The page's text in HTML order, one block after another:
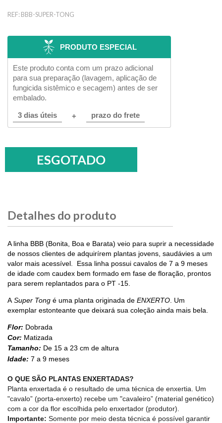
REF: BBB-SUPER-TONG
PRODUTO ESPECIAL
Este produto conta com um prazo adicional
para sua preparação (lavagem, aplicação de
fungicida sistêmico e secagem) antes de ser
embalado.
3 dias úteis + prazo do frete
Detalhes do produto
A linha BBB (Bonita, Boa e Barata) veio para suprir a necessidade
de nossos clientes de adquirírem plantas jovens, saudávies a um
valor mais acessível. Essa linha possui cavalos de 7 a 9 meses
de idade com caudex bem formado em fase de floração, prontos
para serem replantados para o PT -15.
A Super Tong é uma planta originada de ENXERTO . Um
exemplar estonteante que deixará sua coleção ainda mais bela.
Flor: Dobrada
Cor: Matizada
Tamanho: De 15 a 23 cm de altura
Idade: 7 a 9 meses
O QUE SÃO PLANTAS ENXERTADAS?
Planta enxertada é o resultado de uma técnica de enxertia. Um
"cavalo” (porta-enxerto) recebe um "cavaleiro” (material genético)
com a cor da flor escolhida pelo enxertador (produtor).
Importante: Somente por meio desta técnica é possível garantir